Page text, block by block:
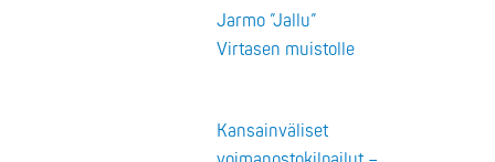
Jarmo ”Jallu”
Virtasen muistolle
Kansainväliset